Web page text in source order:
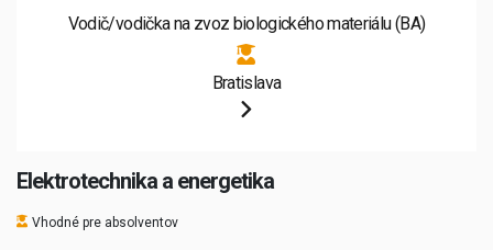
Vodič/vodička na zvoz biologického materiálu (BA)
Bratislava
Elektrotechnika a energetika
Vhodné pre absolventov